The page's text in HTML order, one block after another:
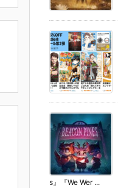
s』『We Wer ...